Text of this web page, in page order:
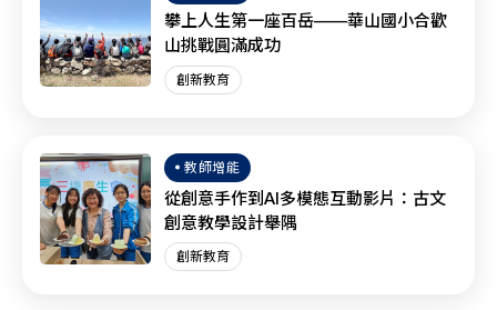
攀上人生第一座百岳——華山國小合歡
山挑戰圓滿成功
創新教育
教師增能
從創意手作到AI多模態互動影片：古文
創意教學設計舉隅
創新教育